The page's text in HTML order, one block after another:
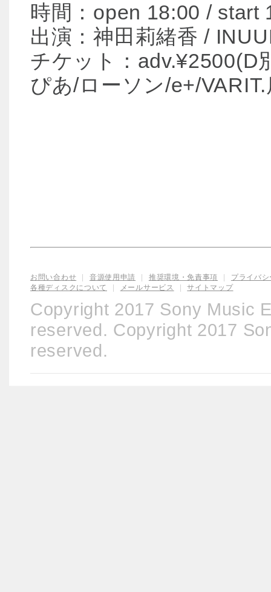
時間：open 18:00 / start
出演：神田莉緒香 /
チケット：adv.¥2500(D
ぴあ/ローソン/e+/
お問い合わせ 音源使用申請 推奨環境・免責事項
プライバ
各種ディスクについて
メールサービス サイトマップ
Copyright 2017 Sony Music
reserved. Copyright 2017
reserved.